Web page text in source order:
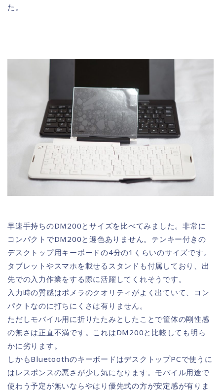
た。
早速手持ちのDM200とサイズを比べてみました。非常に
コンパクトでDM200と遜色ありません。テンキー付きの
デスクトップ用キーボードの4分の1くらいのサイズです。
タブレットやスマホを載せるスタンドも付属しており、出
先での入力作業をする際に活躍してくれそうです。
入力時の質感はポメラのクオリティがよく出ていて、コン
パクトなのに打ちにくさは有りません。
ただしモバイル用に折りたたみとしたことで筐体の剛性感
の無さは正直不満です。これはDM200と比較しても明ら
かに劣ります。
しかもBluetoothのキーボードはデスクトップPCで使うに
はレスポンスの悪さが少し気になります。モバイル用途で
使わう予定が無いならやはり優先式の方が安定感が有りま